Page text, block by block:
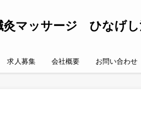
マッサージ ひなげし
求人募集 会社概要 お問い合わせ